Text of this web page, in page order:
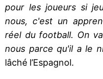
pour les joueurs si
nous, c'est un
réel du football. On
nous parce qu'il a le
lâché l’Espagnol.